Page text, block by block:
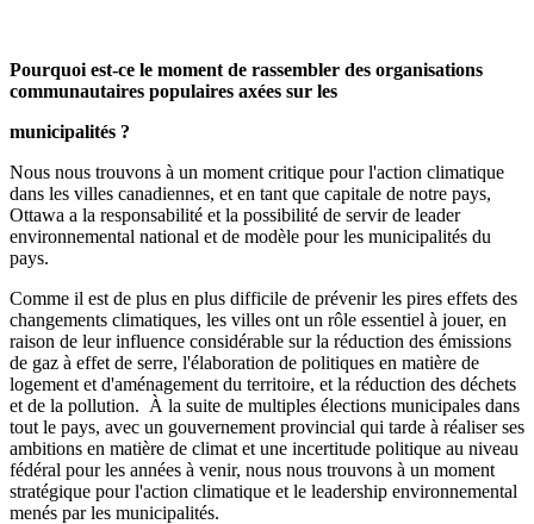
Pourquoi est-ce le moment de rassembler des organisations
communautaires populaires axées sur les
municipalités ?
Nous nous trouvons à un moment critique pour l'action climatique
dans les villes canadiennes, et en tant que capitale de notre pays,
Ottawa a la responsabilité et la possibilité de servir de leader
environnemental national et de modèle pour les municipalités du
pays.
Comme il est de plus en plus difficile de prévenir les pires effets des
changements climatiques, les villes ont un rôle essentiel à jouer, en
raison de leur influence considérable sur la réduction des émissions
de gaz à effet de serre, l'élaboration de politiques en matière de
logement et d'aménagement du territoire, et la réduction des déchets
et de la pollution. À la suite de multiples élections municipales dans
tout le pays, avec un gouvernement provincial qui tarde à réaliser ses
ambitions en matière de climat et une incertitude politique au niveau
fédéral pour les années à venir, nous nous trouvons à un moment
stratégique pour l'action climatique et le leadership environnemental
menés par les municipalités.